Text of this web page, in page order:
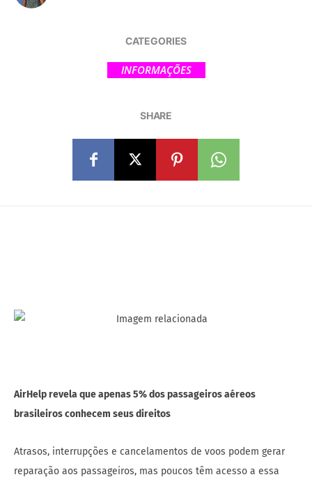
CATEGORIES
INFORMAÇÕES
SHARE
AirHelp revela que apenas 5% dos passageiros aéreos
brasileiros conhecem seus direitos
Atrasos, interrupções e cancelamentos de voos podem gerar
reparação aos passageiros, mas poucos têm acesso a essa